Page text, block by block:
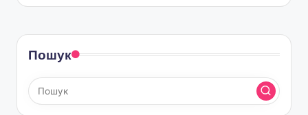
Пошук